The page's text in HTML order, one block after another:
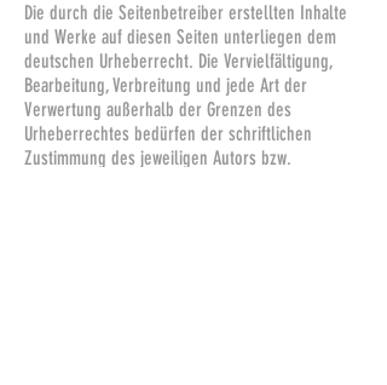
Die durch die Seitenbetreiber erstellten Inhalte
und Werke auf diesen Seiten unterliegen dem
deutschen Urheberrecht. Die Vervielfältigung,
Bearbeitung, Verbreitung und jede Art der
Verwertung außerhalb der Grenzen des
Urheberrechtes bedürfen der schriftlichen
Zustimmung des jeweiligen Autors bzw.